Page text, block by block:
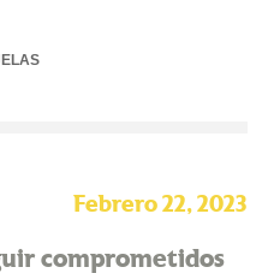
Febrero 22, 2023
comprometidos